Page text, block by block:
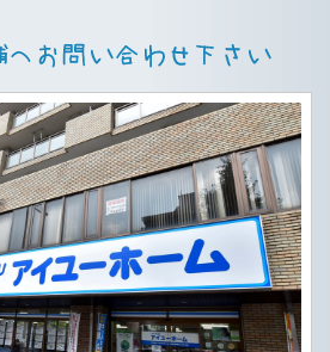
該当する場合には、これらについて
がございます。
示により、お客様ご自身や第三
体・財産その他の権利・利益を害す
場合。
示により、当社の業務の適正な
を及ぼすおそれがある場合。
示により、他の法令に違反する
。
用停止等に多額の費用を要する
用停止等を行うことが困難な場合
様ご自身の権利・利益を保護する
に代わるべき措置をとる場合。